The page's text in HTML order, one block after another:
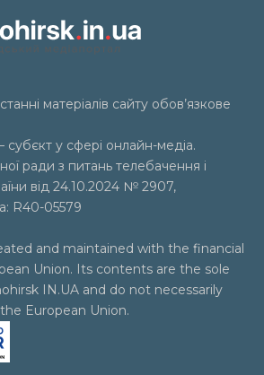
матеріалів сайту обов’язкове
субєкт у сфері онлайн-медіа.
ради з питань телебачення і
від 24.10.2024 № 2907,
R40-05579
and maintained with the financial
Union. Its contents are the sole
IN.UA and do not necessarily
European Union.